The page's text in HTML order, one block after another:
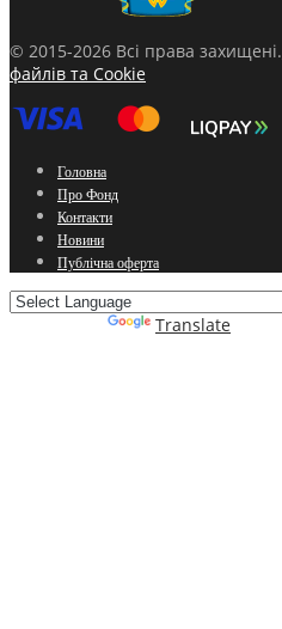
© 2015-2026 Всі права захищені.
файлів та Cookie
Головна
Про Фонд
Контакти
Новини
Публічна оферта
Translate